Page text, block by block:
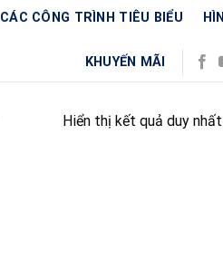
CÁC CÔNG TRÌNH TIÊU BIỂU
KHUYẾN MÃI
Hiển thị kết quả duy nhất